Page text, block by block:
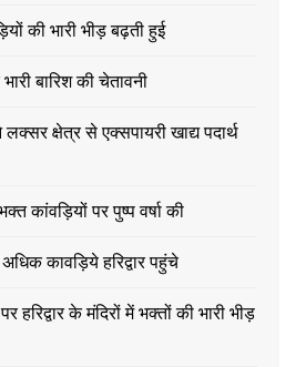
की भारी भीड़ बढ़ती हुई
बारिश की चेतावनी
लक्सर क्षेत्र से एक्सपायरी खाद्य पदार्थ
कांवड़ियों पर पुष्प वर्षा की
कावड़िये हरिद्वार पहुंचे
हरिद्वार के मंदिरों में भक्तों की भारी भीड़